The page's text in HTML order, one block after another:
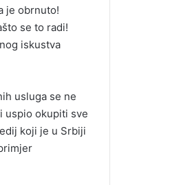
je obrnuto!
se to radi!
iskustva
usluga se ne
uspio okupiti sve
koji je u Srbiji